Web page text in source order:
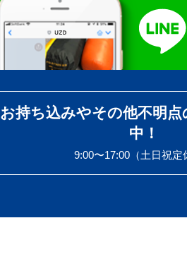
お持ち込みやその他不明
中！
9:00〜17:00（土日祝定